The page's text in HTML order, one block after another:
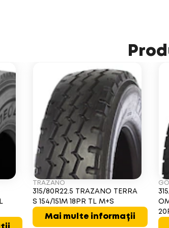
TRAZANO
315/80R22.5 TRAZANO TERRA
S 154/151M 18PR TL M+S
Mai multe informații